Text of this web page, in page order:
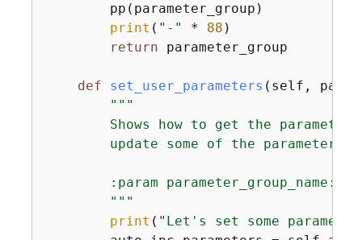
        pp(parameter_group)
print ( "-" * 88 )
return parameter_group
def set_user_parameters ( self,
"""
Shows how to get the
update some of the parameter
:param parameter_group_name:
        """
print ( "Let's set some